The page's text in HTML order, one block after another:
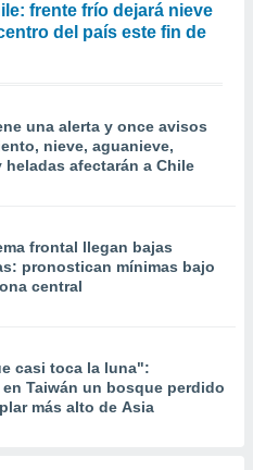
frente frío dejará nieve
del país este fin de
una alerta y once avisos
nieve, aguanieve,
heladas afectarán a Chile
frontal llegan bajas
pronostican mínimas bajo
central
casi toca la luna":
Taiwán un bosque perdido
más alto de Asia